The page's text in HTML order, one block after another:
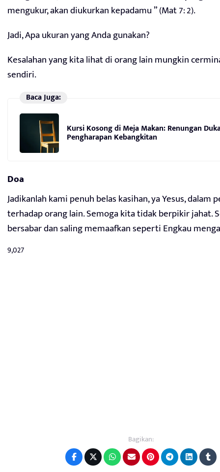
mengukur, akan diukurkan kepadamu ” (Mat 7: 2).
Jadi, Apa ukuran yang Anda gunakan?
Kesalahan yang kita lihat di orang lain mungkin
sendiri.
Baca Juga:
Kursi Kosong di Meja Makan: Renungan
Pengharapan Kebangkitan
Doa
Jadikanlah kami penuh belas kasihan, ya Yesus, dalam
terhadap orang lain. Semoga kita tidak berpikir jahat.
bersabar dan saling memaafkan seperti Engkau
9,027
Bagikan: